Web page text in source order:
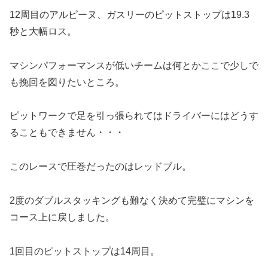
12周目のアルピーヌ、ガスリーのピットストップは19.3
秒と大幅ロス。
マシンパフォーマンスが低いチームは何とかここで少しで
も挽回を図りたいところ。
ピットワークで足を引っ張られてはドライバーにはどうす
ることもできません・・・
このレースで圧巻だったのはレッドブル。
2度のダブルスタッキングも難なく決めて完璧にマシンを
コース上に戻しました。
1回目のピットストップは14周目。